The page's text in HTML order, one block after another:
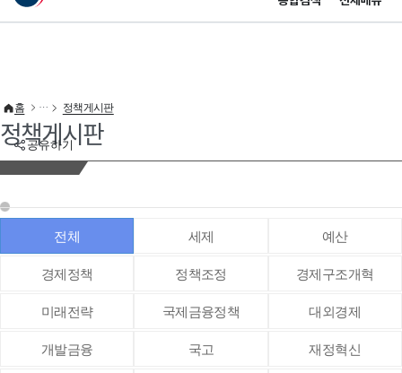
이 누리집은 대한민국 공식 전자정부 누리집입니다.
공유하기
홈 정책게시판
정책게시판
전체 세제 예산
경제정책 정책조정 경제구조개혁
미래전략 국제금융정책 대외경제
개발금융 국고 재정혁신